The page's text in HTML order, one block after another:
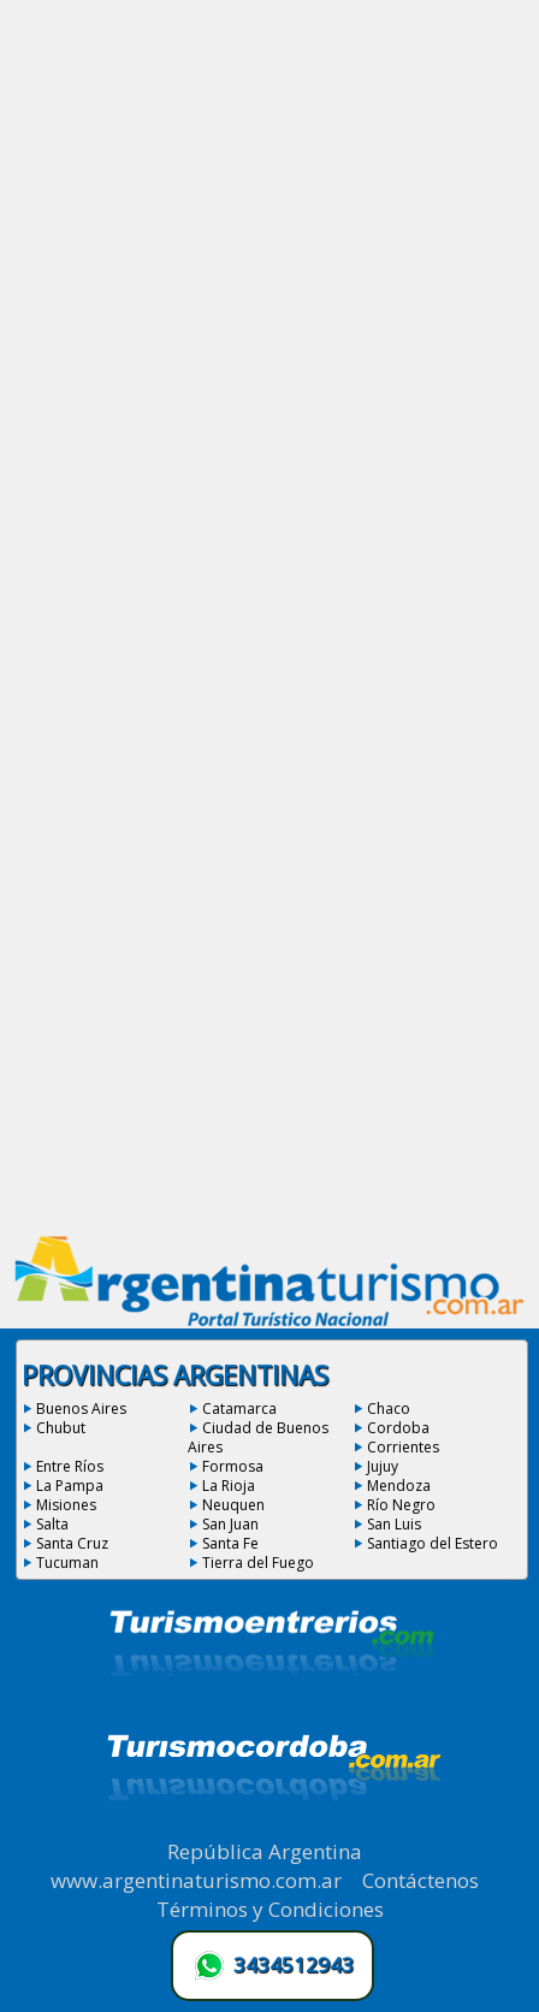
PROVINCIAS ARGENTINAS
Buenos Aires Catamarca
Chaco
Chubut
Ciudad de Buenos
Aires
Cordoba
Corrientes
Entre Ríos
Formosa
Jujuy
La Pampa
La Rioja
Mendoza
Misiones
Neuquen
Río Negro
Salta
San Juan
San Luis
Santa Cruz
Santa Fe
Santiago del Estero
Tucuman
Tierra del Fuego
República Argentina
www.argentinaturismo.com.ar| Contáctenos
Términos y Condiciones
3434512943